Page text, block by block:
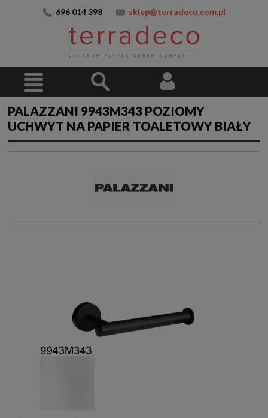
696 014 398 sklep@terradeco.com.pl
PALAZZANI 9943M343 POZIOMY
UCHWYT NA PAPIER TOALETOWY BIAŁY